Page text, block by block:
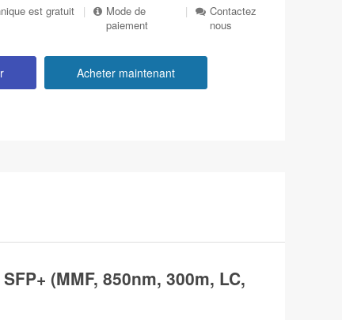
est gratuit
|
Mode de
paiement
|
Contactez
nous
Acheter maintenant
(MMF, 850nm, 300m, LC,